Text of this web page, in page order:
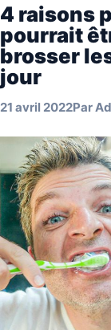
4 raisons
pourrait
brosser
jour
21 avril 2022Par